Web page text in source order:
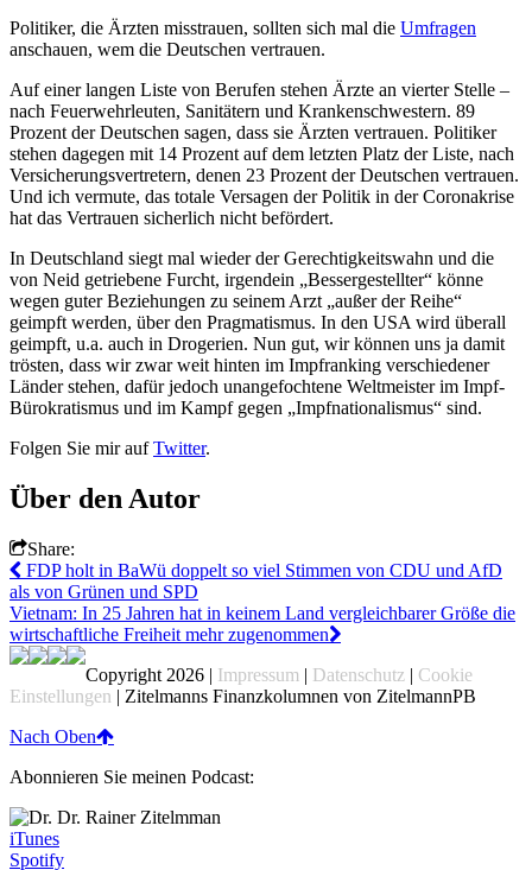
Politiker, die Ärzten misstrauen, sollten sich mal die Umfragen
anschauen, wem die Deutschen vertrauen.
Auf einer langen Liste von Berufen stehen Ärzte an vierter Stelle –
nach Feuerwehrleuten, Sanitätern und Krankenschwestern. 89
Prozent der Deutschen sagen, dass sie Ärzten vertrauen. Politiker
stehen dagegen mit 14 Prozent auf dem letzten Platz der Liste, nach
Versicherungsvertretern, denen 23 Prozent der Deutschen vertrauen.
Und ich vermute, das totale Versagen der Politik in der Coronakrise
hat das Vertrauen sicherlich nicht befördert.
In Deutschland siegt mal wieder der Gerechtigkeitswahn und die
von Neid getriebene Furcht, irgendein „Bessergestellter“ könne
wegen guter Beziehungen zu seinem Arzt „außer der Reihe“
geimpft werden, über den Pragmatismus. In den USA wird überall
geimpft, u.a. auch in Drogerien. Nun gut, wir können uns ja damit
trösten, dass wir zwar weit hinten im Impfranking verschiedener
Länder stehen, dafür jedoch unangefochtene Weltmeister im Impf-
Bürokratismus und im Kampf gegen „Impfnationalismus“ sind.
Folgen Sie mir aufTwitter.
Über den Autor
Share:
FDP holt in BaWü doppelt so viel Stimmen von CDU und AfD
als von Grünen und SPD
Vietnam: In 25 Jahren hat in keinem Land vergleichbarer Größe die
wirtschaftliche Freiheit mehr zugenommen
Copyright 2026 | Impressum | Datenschutz | Cookie
Einstellungen | Zitelmanns Finanzkolumnen von ZitelmannPB
Nach Oben
Abonnieren Sie meinen Podcast:
iTunes
Spotify